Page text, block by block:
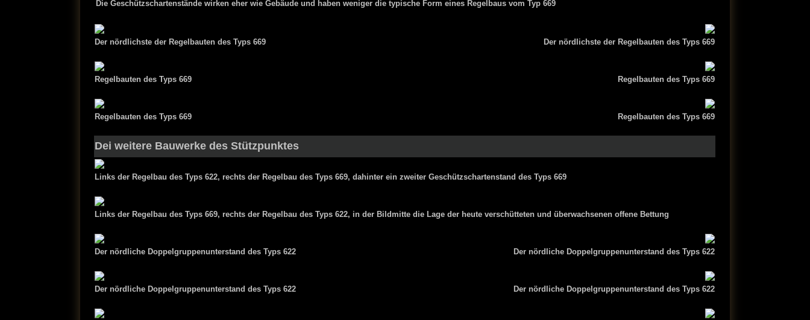
Die Geschützschartenstände wirken eher wie Gebäude und haben weniger die typische Form eines Regelbaus vom Typ 669
Der nördlichste der Regelbauten des Typs 669 Der nördlichste der Regelbauten des Typs 669
Regelbauten des Typs 669 Regelbauten des Typs 669
Regelbauten des Typs 669 Regelbauten des Typs 669
Dei weitere Bauwerke des Stützpunktes
Links der Regelbau des Typs 622, rechts der Regelbau des Typs 669, dahinter ein zweiter Geschützschartenstand des Typs 669
Links der Regelbau des Typs 669, rechts der Regelbau des Typs 622, in der Bildmitte die Lage der heute verschütteten und überwachsenen offene Bettung
Der nördliche Doppelgruppenunterstand des Typs 622 Der nördliche Doppelgruppenunterstand des Typs 622
Der nördliche Doppelgruppenunterstand des Typs 622 Der nördliche Doppelgruppenunterstand des Typs 622